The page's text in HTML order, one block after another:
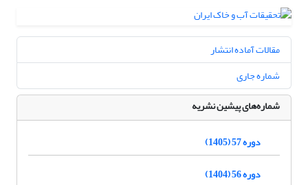
مقالات آماده انتشار
شماره جاری
شماره‌های پیشین نشریه
دوره 57 (1405)
دوره 56 (1404)